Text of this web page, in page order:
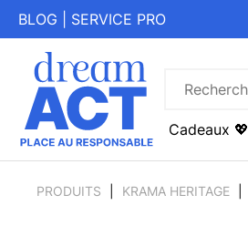
BLOG SERVICE PRO
Cadeaux 💖
PRODUITS KRAMA HERITAGE